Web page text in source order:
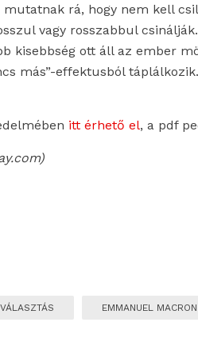
mutatnak rá, hogy nem kell
vagy rosszabbul
kisebbség ott áll az ember
más”-effektusból
itt érhető el, a pdf
EMMANUEL MACRON